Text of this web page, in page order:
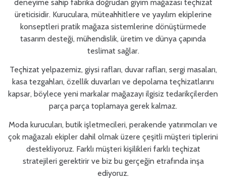
deneyime sahip fabrika doğrudan giyim mağazası teçhizat
üreticisidir. Kuruculara, müteahhitlere ve yayılım ekiplerine
konseptleri pratik mağaza sistemlerine dönüştürmede
tasarım desteği, mühendislik, üretim ve dünya çapında
teslimat sağlar.
Teçhizat yelpazemiz, giysi rafları, duvar rafları, sergi masaları,
kasa tezgahları, özellik duvarları ve depolama teçhizatlarını
kapsar, böylece yeni markalar mağazayı ilgisiz tedarikçilerden
parça parça toplamaya gerek kalmaz.
Moda kurucuları, butik işletmecileri, perakende yatırımcıları ve
çok mağazalı ekipler dahil olmak üzere çeşitli müşteri tiplerini
destekliyoruz. Farklı müşteri kişilikleri farklı teçhizat
stratejileri gerektirir ve biz bu gerçeğin etrafında inşa
ediyoruz.